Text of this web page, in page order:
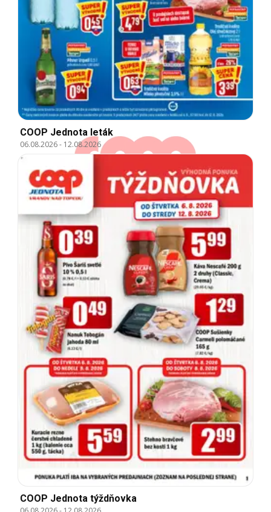
COOP Jednota leták
06.08.2026- 12.08.2026
COOP Jednota týždňovka